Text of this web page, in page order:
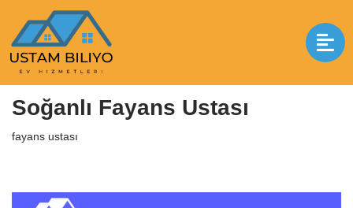
İçeriğe
geç
Anasayfa|fayans ustası
Soğanlı Fayans Ustası
fayans ustası